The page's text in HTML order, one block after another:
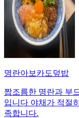
명란아보카도덮밥
짭조름한 명란과 부
입니다 야채가 적절
족합니다.